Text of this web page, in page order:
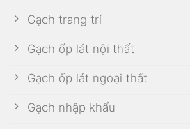
Gạch trang trí
Gạch ốp lát nội thất
Gạch ốp lát ngoại thất
Gạch nhập khẩu